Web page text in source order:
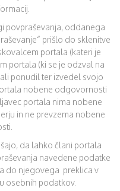
povpraševanja, oddanega
prišlo do sklenitve
portala (kateri je
portala (ki se je odzval na
ponudil ter izvedel svojo
nobene odgovornosti
portala nima nobene
in ne prevzema nobene
da lahko člani portala
navedene podatke
do njegovega preklica v
osebnih podatkov.